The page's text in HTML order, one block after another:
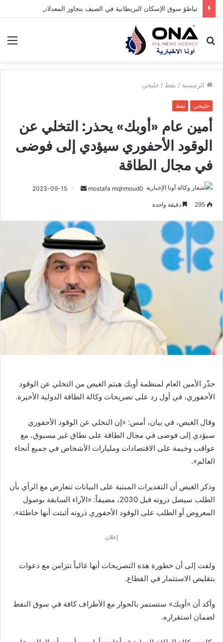
تباطؤ سوق الإسكان البريطانية في الصيف يتجاوز المعدلات المعتادة
بحث
الرئيسية / نفط / خليجي
خليجي نفط
أمين عام «أوبك» يحذر: التخلي عن
الوقود الأحفوري سيؤدي إلى فوضى
في مجال الطاقة
mostafa mqhmoud0
أرسل 2023-09-15
295 دقيقة واحدة
حذّر الأمين العام لمنظمة أوبك هيثم الغيص من التخلي عن الوقود
الأحفوري، في أول رد على تصريحات وكالة الطاقة الدولية الأخيرة.
وقال الغيص، في بيان، أمس: «إن التخلي عن الوقود الأحفوري
سيؤدي إلى فوضى في مجال الطاقة على نطاق غير مسبوق، مع
عواقب وخيمة على الاقتصادات ومليارات الأشخاص في جميع أنحاء
العالم».
وذكر الغيص أن التقديرات المبنية على البيانات تتعارض مع الرأي بأن
الطلب سيصل ذروته قبل 2030، مضيفاً: «الآراء السابقة بوصول
المعروض أو الطلب على الوقود الأحفوري ذروته أثبتت أنها خاطئة».
إعلان
ولفت إلى أن خطورة هذه التصريحات أنها غالباً تتزامن مع دعوات
بتقليص الاستثمار في القطاع.
وأكد أن «أوبك» ستستمر بالحوار مع الأطراف كافة في سوق النفط
لضمان استقراره.